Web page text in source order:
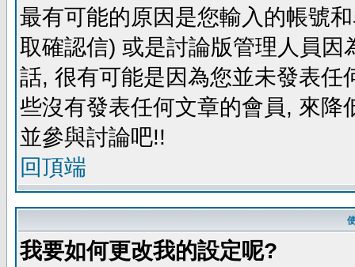
最有可能的原因是您輸入的帳號
取確認信) 或是討論版管理人員
話, 很有可能是因為您並未發表
些沒有發表任何文章的會員, 來
並參與討論吧!!
回頂端
我要如何更改我的設定呢?